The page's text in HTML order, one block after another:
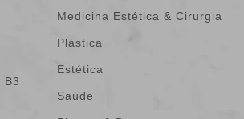
B3
Medicina Estética & Cirurgia
Plástica
Estética
Saúde